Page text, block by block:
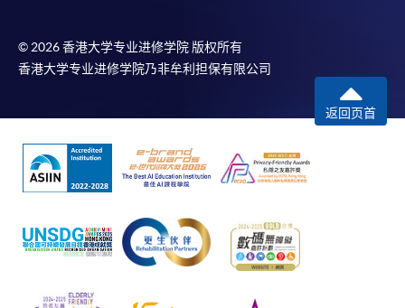
© 2026 香港大学专业进修学院 版权所有
香港大学专业进修学院乃非牟利担保有限公司
返回页首